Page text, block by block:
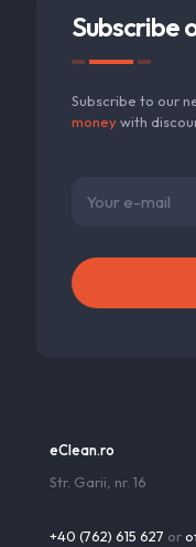
Subscribe
Subscribe to our
moneywith
eClean.ro
Str. Garii, nr. 16
+40 (762) 615 627 or